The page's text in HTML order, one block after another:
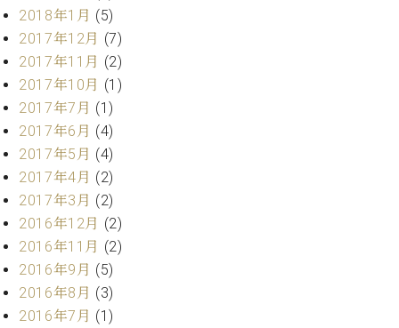
ュ
タ
イ
ン
デ
ジ
タ
ル)
ベ
ン
ト
情
報
王
子
工
房
ブ
ロ
ア
ク
セ
2018年1月 (5)
2017年12月 (7)
2017年11月 (2)
2017年10月 (1)
2017年7月 (1)
2017年6月 (4)
2017年5月 (4)
2017年4月 (2)
2017年3月 (2)
2016年12月 (2)
2016年11月 (2)
2016年9月 (5)
2016年8月 (3)
2016年7月 (1)